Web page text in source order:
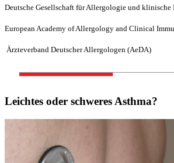
Deutsche Gesellschaft für Allergologie und
European Academy of Allergology and Clinical
Ärzteverband Deutscher Allergologen (AeDA)
Leichtes oder schweres Asthma?